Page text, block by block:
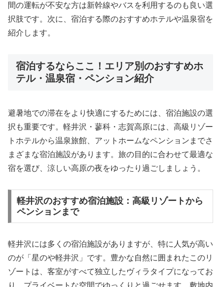
間の運転が不安な方は新幹線やバスを利用するのも良い選
択肢です。次に、宿泊する際のおすすめホテルや温泉宿を
紹介します。
宿泊するならここ！エリア別のおすすめホ
テル・温泉宿・ペンション紹介
避暑地での滞在をより快適にするためには、宿泊施設の選
択も重要です。軽井沢・蓼科・志賀高原には、高級リゾー
トホテルから温泉旅館、アットホームなペンションまでさ
まざまな宿泊施設があります。旅の目的に合わせて最適な
宿を選び、涼しい高原の夜をゆったり過ごしましょう。
軽井沢のおすすめ宿泊施設：高級リゾートから
ペンションまで
軽井沢には多くの宿泊施設がありますが、特に人気が高い
のが「星のや軽井沢」です。豊かな自然に囲まれたこのリ
ゾートは、客室がすべて独立したヴィラタイプになってお
り、プライベートな空間でゆっくりと過ごせます。敷地内